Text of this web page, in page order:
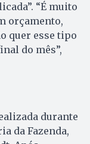
“É muito
orçamento,
quer esse tipo
do mês”,
durante
da Fazenda,